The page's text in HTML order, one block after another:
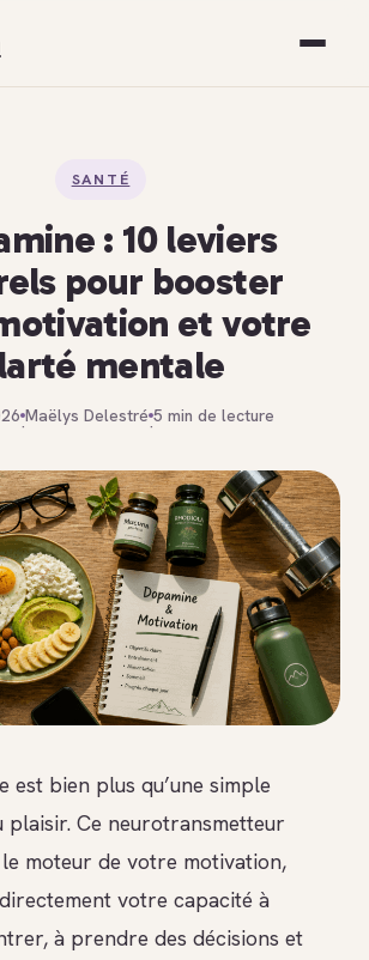
personnel
SANTÉ
: 10 leviers
pour booster
et votre
mentale
·
Maëlys Delestré
·
5 min de lecture
est bien plus qu’une simple
plaisir. Ce neurotransmetteur
moteur de votre motivation,
votre capacité à
à prendre des décisions et